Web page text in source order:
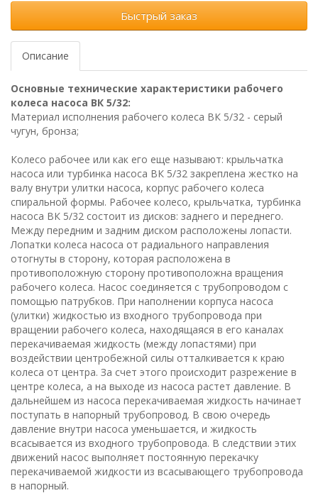
Быстрый заказ
Описание
Основные технические характеристики рабочего
колеса насоса ВК 5/32:
Материал исполнения рабочего колеса ВК 5/32 - серый
чугун, бронза;
Колесо рабочее или как его еще называют: крыльчатка
насоса или турбинка насоса ВК 5/32 закреплена жестко на
валу внутри улитки насоса, корпус рабочего колеса
спиральной формы. Рабочее колесо, крыльчатка, турбинка
насоса ВК 5/32 состоит из дисков: заднего и переднего.
Между передним и задним диском расположены лопасти.
Лопатки колеса насоса от радиального направления
отогнуты в сторону, которая расположена в
противоположную сторону противоположна вращения
рабочего колеса. Насос соединяется с трубопроводом с
помощью патрубков. При наполнении корпуса насоса
(улитки) жидкостью из входного трубопровода при
вращении рабочего колеса, находящаяся в его каналах
перекачиваемая жидкость (между лопастями) при
воздействии центробежной силы отталкивается к краю
колеса от центра. За счет этого происходит разрежение в
центре колеса, а на выходе из насоса растет давление. В
дальнейшем из насоса перекачиваемая жидкость начинает
поступать в напорный трубопровод. В свою очередь
давление внутри насоса уменьшается, и жидкость
всасывается из входного трубопровода. В следствии этих
движений насос выполняет постоянную перекачку
перекачиваемой жидкости из всасывающего трубопровода
в напорный.